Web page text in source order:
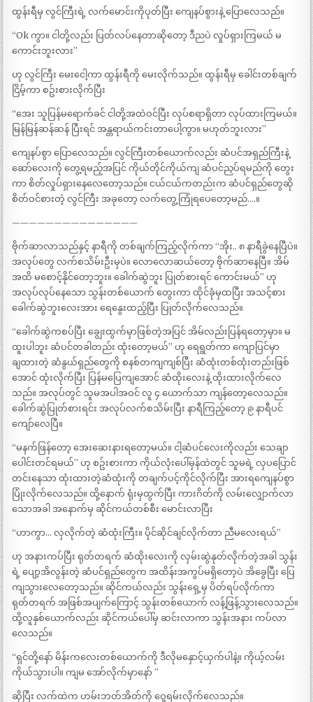
ထွန်းရီမှ လွင်ကြီးရဲ့ လက်မောင်းကိုပုတ်ပြီး ကျေနပ်စွားနဲ့ ပြောလေသည်။
“Ok ကွာ။ ငါတို့လည်း ပြတ်လပ်နေတာဆိုတော့ ဒီညပဲ လှုပ်ရှားကြမယ် မ
ကောင်းဘူးလား”
ဟု လွင်ကြီး မေးငေါ့ကာ ထွန်းရီကို မေးလိုက်သည်။ ထွန်းရီမှ ခေါင်းတစ်ချက်
ငြိမ့်ကာ စဥ်းစားလိုက်ပြီး
“အေး သူပြန်မရောက်ခင် ငါတို့အထဲဝင်ပြီး လုပ်စရာရှိတာ လုပ်ထားကြမယ်။
မြန်မြန်ဆန်ဆန် ပြီးရင် အန္တရာယ်ကင်းတာပေါ့ကွာ။ မဟုတ်ဘူးလား”
ကျေနပ်စွာ ပြောလေသည်။ လွင်ကြီးတစ်ယောက်လည်း ဆံပင်အရှည်ကြီးနဲ့
ဆော်လေးကို တွေ့ရမည့်အပြင် ကိုယ်တိုင်ကိုယ်ကျ ဆံပင်ညှပ်ရမည်ကို တွေး
ကာ စိတ်လှုပ်ရှားနေလေတော့သည်။ ငယ်ငယ်ကတည်းက ဆံပင်ရှည်တွေဆို
စိတ်ဝင်စားတဲ့ လွင်ကြီး အခုတော့ လက်တွေ့ကြုံရပေတော့မည်….။
———————————————
ဗိုက်ဆာလာသည်နှင့် နာရီကို တစ်ချက်ကြည့်လိုက်ကာ “အိုး.. ၈ နာရီခွဲနေပြီပဲ။
အလုပ်တွေ လက်စသိမ်းဦးမှပဲ။ လောလောဆယ်တော့ ဗိုက်ဆာနေပြီ။ အိမ်
အထိ မစောင့်နိုင်တော့ဘူး။ ခေါက်ဆွဲဘူး ပြုတ်စားရင် ကောင်းမယ်” ဟု
အလုပ်လုပ်နေသော သွန်းတစ်ယောက် တွေးကာ ထိုင်ခုံမှထပြီး အသင့်စား
ခေါက်ဆွဲဘူးလေးအား ရေနွေးထည့်ပြီး ပြုတ်လိုက်လေသည်။
“ခေါက်ဆွဲကစပ်ပြီး ချွေးထွက်မှာဖြစ်တဲ့အပြင် အိမ်လည်းပြန်ရတော့မှာ။ မ
ထူးပါဘူး ဆံပင်တခါတည်း ထုံးတော့မယ်” ဟု ရေရွတ်ကာ ကျောပြင်မှာ
ချထားတဲ့ ဆံနွယ်ရှည်တွေကို စနစ်တကျကျစ်ပြီး ဆံထုံးတစ်ထုံးတည်းဖြစ်
အောင် ထုံးလိုက်ပြီး ပြန်မပြေကျအောင် ဆံထိုးလေးနဲ့ ထိုးထားလိုက်လေ
သည်။ အလုပ်တွင် သူမအပါအဝင် လူ ၄ ယောက်သာ ကျန်တော့လေသည်။
ခေါက်ဆွဲပြုတ်စားရင်း အလုပ်လက်စသိမ်းပြီး နာရီကြည့်တော့ ၉ နာရီပင်
ကျော်လေပြီ။
“မနက်ဖြန်တော့ အေးဆေးနားရတော့မယ်။ ငါ့ဆံပင်လေးကိုလည်း သေချာ
ပေါင်းတင်ရမယ်” ဟု စဥ်းစားကာ ကိုယ်လုံးပေါ်မှန်ထဲတွင် သူမရဲ့ လှပပြောင်
တင်းနေသာ ထုံးထားတဲ့ဆံထုံးကို တချက်ပင့်ကိုင်လိုက်ပြီး အားရကျေနပ်စွာ
ပြုံးလိုက်လေသည်။ ထို့နောက် ရုံးမှထွက်ပြီး ကားဂိတ်ကို လမ်းလျှောက်လာ
သောအခါ အနောက်မှ ဆိုင်ကယ်တစ်စီး မောင်းလာပြီး
“ဟာကွာ… လှလိုက်တဲ့ ဆံထုံးကြီး။ ပိုင်ဆိုင်ချင်လိုက်တာ ညီမလေးရယ်”
ဟု အနားကပ်ပြီး ရုတ်တရက် ဆံထိုးလေးကို လှမ်းဆွဲနုတ်လိုက်တဲ့အခါ သွန်း
ရဲ့ ပျော့အိလွန်းတဲ့ ဆံပင်ရှည်တွေက အထိန်းအကွပ်မရှိတော့ပဲ အိခွေပြီး ပြေ
ကျသွားလေတော့သည်။ ဆိုင်ကယ်လည်း သွန်းရှေ့မှ ပိတ်ရပ်လိုက်ကာ
ရုတ်တရက် အဖြစ်အပျက်ကြောင့် သွန်းတစ်ယောက် လန့်ဖြန့်သွားလေသည်။
ထို့လူနှစ်ယောက်လည်း ဆိုင်ကယ်ပေါ်မှ ဆင်းလာကာ သွန်းအနား ကပ်လာ
လေသည်။
“ရှင်တို့နော် မိန်းကလေးတစ်ယောက်ကို ဒီလိုမနှောင့်ယှက်ပါနဲ့။ ကိုယ့်လမ်း
ကိုယ်သွားပါ။ ကျမ အော်လိုက်မှာနော် ”
ဆိုပြီး လက်ထဲက ဟမ်းဘတ်အိတ်ကို ဝှေ့ရမ်းလိုက်လေသည်။